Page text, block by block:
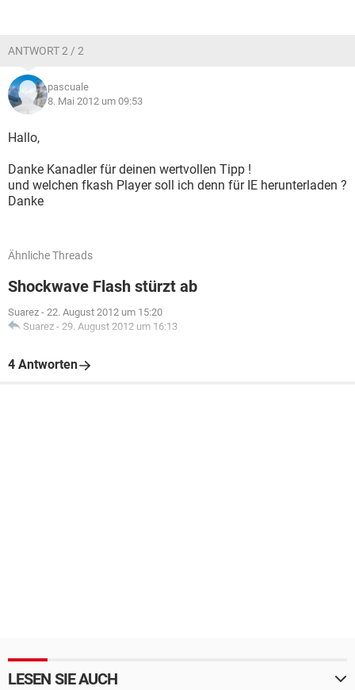
ANTWORT 2 / 2
pascuale
8. Mai 2012 um 09:53
Hallo,
Danke Kanadler für deinen wertvollen Tipp !
und welchen fkash Player soll ich denn für IE herunterladen ?
Danke
Ähnliche Threads
Shockwave Flash stürzt ab
Suarez - 22. August 2012 um 15:20
Suarez - 29. August 2012 um 16:13
4 Antworten
LESEN SIE AUCH